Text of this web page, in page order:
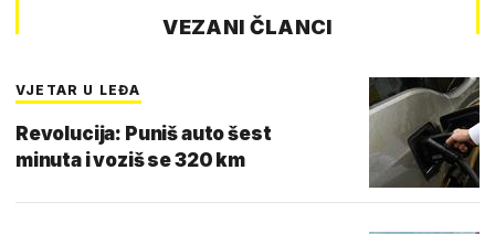
VEZANI ČLANCI
VJETAR U LEĐA
Revolucija: Puniš auto šest
minuta i voziš se 320 km